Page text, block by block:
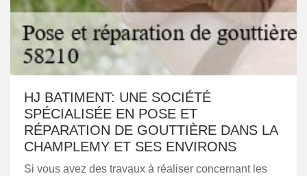
HJ BATIMENT: UNE SOCIÉTÉ
SPÉCIALISÉE EN POSE ET
RÉPARATION DE GOUTTIÈRE DANS LA
CHAMPLEMY ET SES ENVIRONS
Si vous avez des travaux à réaliser concernant les